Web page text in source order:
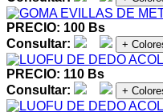
PRECIO: 100 Bs
Consultar:
+
PRECIO: 110 Bs
Consultar:
+